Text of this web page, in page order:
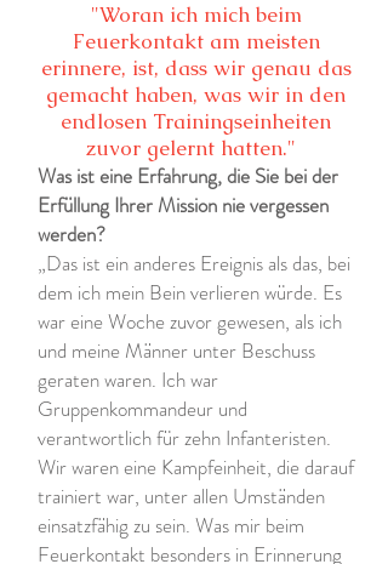
"Woran ich mich beim
Feuerkontakt am meisten
erinnere, ist, dass wir genau das
gemacht haben, was wir in den
endlosen Trainingseinheiten
zuvor gelernt hatten."
Was ist eine Erfahrung, die Sie bei der
Erfüllung Ihrer Mission nie vergessen
werden?
„Das ist ein anderes Ereignis als das, bei
dem ich mein Bein verlieren würde. Es
war eine Woche zuvor gewesen, als ich
und meine Männer unter Beschuss
geraten waren. Ich war
Gruppenkommandeur und
verantwortlich für zehn Infanteristen.
Wir waren eine Kampfeinheit, die darauf
trainiert war, unter allen Umständen
einsatzfähig zu sein. Was mir beim
Feuerkontakt besonders in Erinnerung